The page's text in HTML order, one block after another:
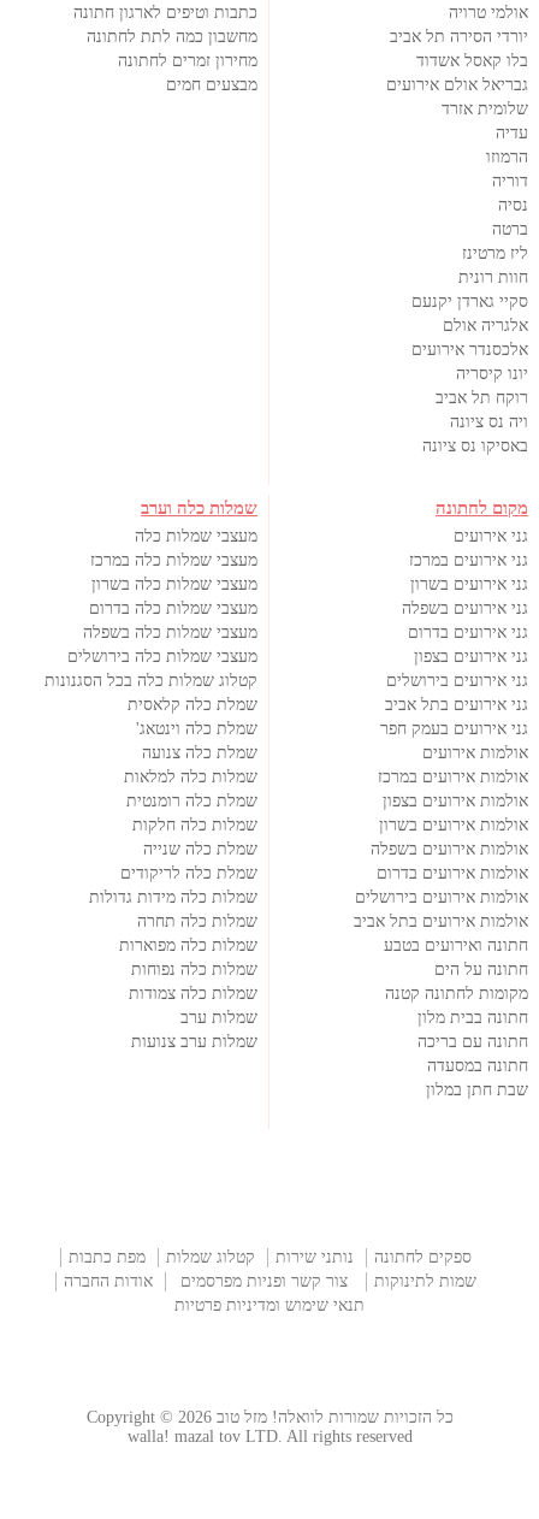
אולמי טרויה
יורדי הסירה תל אביב
בלו קאסל אשדוד
גבריאל אולם אירועים
שלומית אזרד
עדיה
הרמוזו
דוריה
נסיה
ברטה
ליז מרטינז
חוות רונית
סקיי גארדן יקנעם
אלגריה אולם
אלכסנדר אירועים
יונו קיסריה
רוקח תל אביב
ויה נס ציונה
באסיקו נס ציונה
כתבות וטיפים לארגון חתונה
מחשבון כמה לתת לחתונה
מחירון זמרים לחתונה
מבצעים חמים
מקום לחתונה
גני אירועים
גני אירועים במרכז
גני אירועים בשרון
גני אירועים בשפלה
גני אירועים בדרום
גני אירועים בצפון
גני אירועים בירושלים
גני אירועים בתל אביב
גני אירועים בעמק חפר
אולמות אירועים
אולמות אירועים במרכז
אולמות אירועים בצפון
אולמות אירועים בשרון
אולמות אירועים בשפלה
אולמות אירועים בדרום
אולמות אירועים בירושלים
אולמות אירועים בתל אביב
חתונה ואירועים בטבע
חתונה על הים
מקומות לחתונה קטנה
חתונה בבית מלון
חתונה עם בריכה
חתונה במסעדה
שבת חתן במלון
שמלות כלה וערב
מעצבי שמלות כלה
מעצבי שמלות כלה במרכז
מעצבי שמלות כלה בשרון
מעצבי שמלות כלה בדרום
מעצבי שמלות כלה בשפלה
מעצבי שמלות כלה בירושלים
קטלוג שמלות כלה בכל הסגנונות
שמלת כלה קלאסית
שמלת כלה וינטאג'
שמלת כלה צנועה
שמלות כלה למלאות
שמלת כלה רומנטית
שמלות כלה חלקות
שמלת כלה שנייה
שמלת כלה לריקודים
שמלות כלה מידות גדולות
שמלות כלה תחרה
שמלות כלה מפוארות
שמלות כלה נפוחות
שמלות כלה צמודות
שמלות ערב
שמלות ערב צנועות
ספקים לחתונה נותני שירות קטלוג שמלות
מפת כתבות
שמות לתינוקות
צור קשר ופניות מפרסמים
אודות החברה
תנאי שימוש ומדיניות פרטיות
כל הזכויות שמורות לוואלה! מזל טוב Copyright © 2026
walla! mazal tov LTD. All rights reserved